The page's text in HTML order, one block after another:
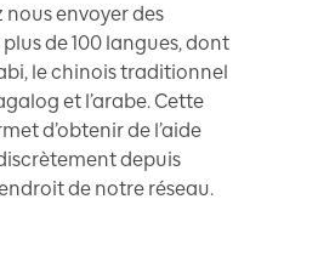
nous envoyer des
de 100 langues, dont
le chinois traditionnel
et l’arabe. Cette
d’obtenir de l’aide
depuis
de notre réseau.